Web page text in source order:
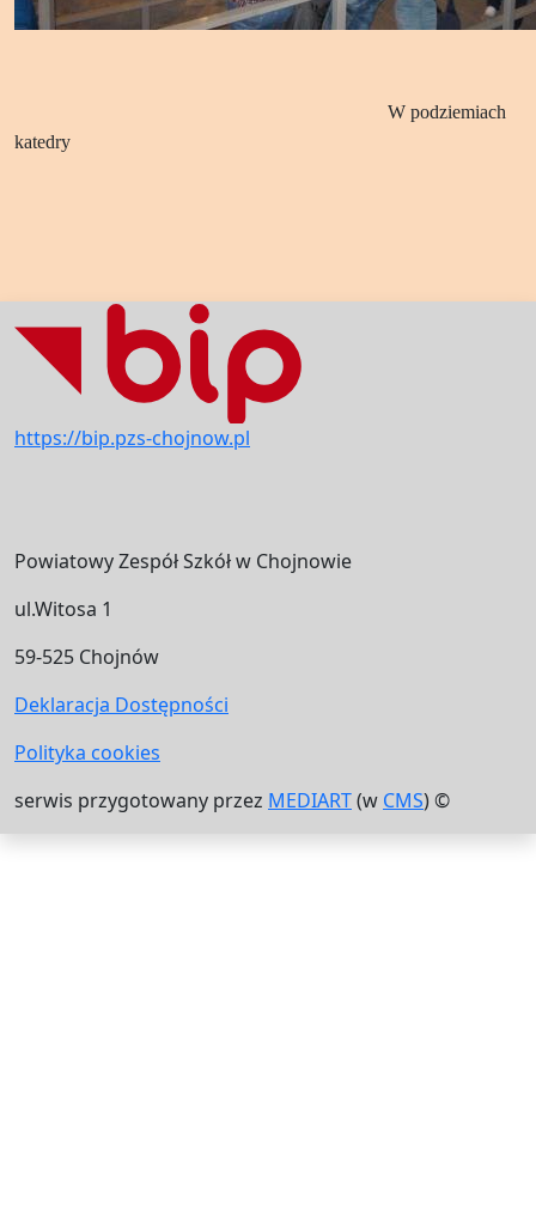
W podziemiach
katedry
https://bip.pzs-chojnow.pl
Powiatowy Zespół Szkół w Chojnowie
ul.Witosa 1
59-525 Chojnów
Deklaracja Dostępności
Polityka cookies
serwis przygotowany przez MEDIART(w CMS) ©